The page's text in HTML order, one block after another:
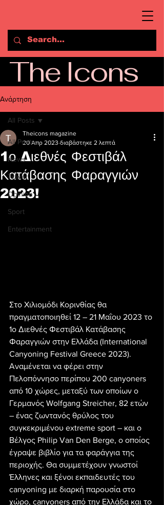
The Icons
Ανάρτηση
All Posts
News
Travel
Opinion
Sport
Entertainment
All Posts
1ο Διεθνές Φεστιβάλ
Κατάβασης Φαραγγιών
2023!
Theicons magazine
20 Απρ 2023 διαβάστηκε 2 λεπτά
Στο Χιλιομόδι Κορινθίας θα
πραγματοποιηθεί 12 – 21 Μαΐου 2023 το
1ο Διεθνές Φεστιβάλ Κατάβασης
Φαραγγιών στην Ελλάδα (International
Canyoning Festival Greece 2023).
Αναμένεται να φέρει στην
Πελοπόννησο περίπου 200 canyoners
από 10 χώρες, μεταξύ των οποίων ο
Γερμανός Wolfgang Streicher, 82 ετών
– ένας ζωντανός θρύλος του
συγκεκριμένου extreme sport – και o
Βέλγος Philip Van Den Berge, ο οποίος
έγραψε βιβλίο για τα φαράγγια της
περιοχής. Θα συμμετέχουν γνωστοί
Έλληνες και ξένοι εκπαιδευτές του
canyoning με διαρκή παρουσία στο
χώρο, canyoners από την Ελλάδα και το